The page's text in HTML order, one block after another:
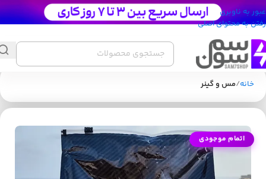
عبور به ناوبری
رفتن به محتوای اصلی
خانه مس و گینر
اتمام موجودی